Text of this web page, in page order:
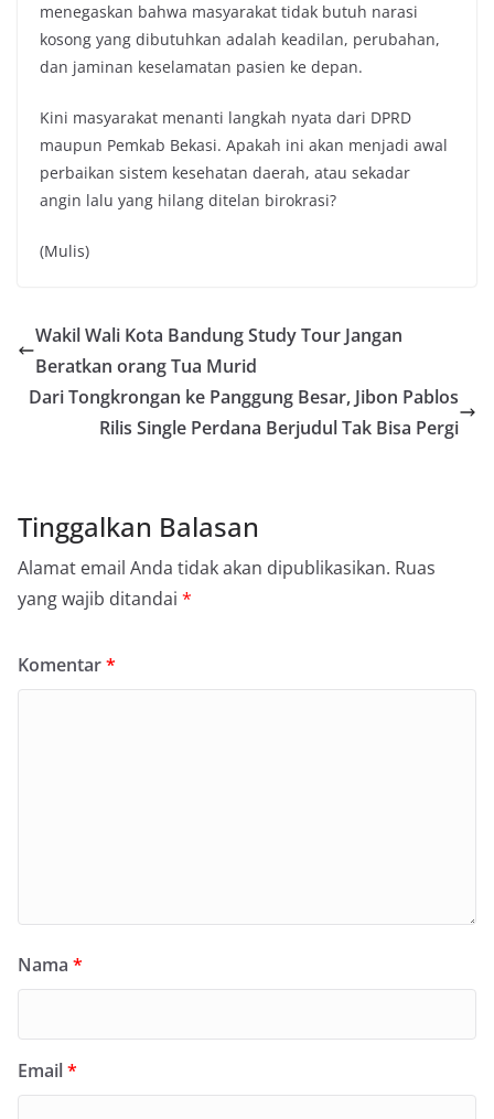
menegaskan bahwa masyarakat tidak butuh narasi
kosong yang dibutuhkan adalah keadilan, perubahan,
dan jaminan keselamatan pasien ke depan.
Kini masyarakat menanti langkah nyata dari DPRD
maupun Pemkab Bekasi. Apakah ini akan menjadi awal
perbaikan sistem kesehatan daerah, atau sekadar
angin lalu yang hilang ditelan birokrasi?
(Mulis)
Wakil Wali Kota Bandung Study Tour Jangan
Beratkan orang Tua Murid
Dari Tongkrongan ke Panggung Besar, Jibon Pablos
Rilis Single Perdana Berjudul Tak Bisa Pergi
Tinggalkan Balasan
Alamat email Anda tidak akan dipublikasikan. Ruas
yang wajib ditandai *
Komentar*
Nama *
Email*